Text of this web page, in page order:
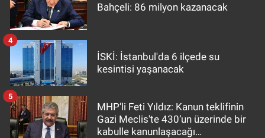
Bahçeli: 86 milyon kazanacak
İSKİ: İstanbul'da 6 ilçede su
kesintisi yaşanacak
4
MHP’li Feti Yıldız: Kanun teklifinin
Gazi Meclis'te 430’un üzerinde bir
kabulle kanunlaşacağı
5